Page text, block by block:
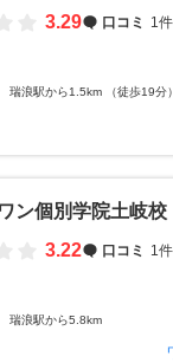
3.29
口コミ 1件
瑞浪駅から1.5km （徒歩19分）
ン個別学院土岐校
3.22
口コミ 1件
瑞浪駅から5.8km